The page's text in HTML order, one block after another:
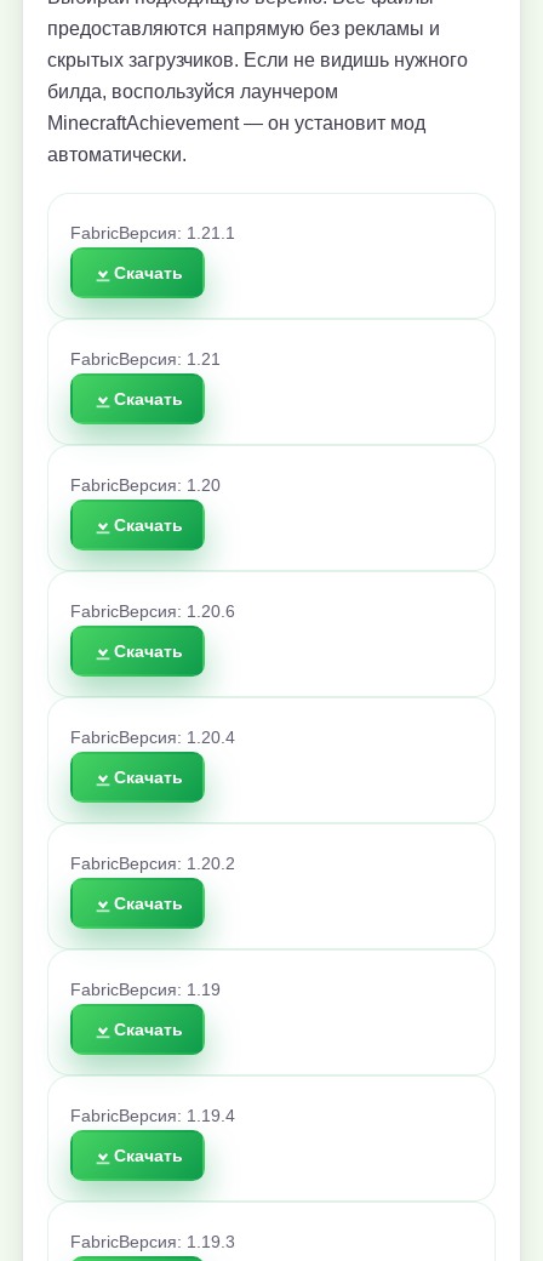
предоставляются напрямую без рекламы и
скрытых загрузчиков. Если не видишь нужного
билда, воспользуйся лаунчером
MinecraftAchievement — он установит мод
автоматически.
FabricВерсия: 1.21.1
Скачать
FabricВерсия: 1.21
Скачать
FabricВерсия: 1.20
Скачать
FabricВерсия: 1.20.6
Скачать
FabricВерсия: 1.20.4
Скачать
FabricВерсия: 1.20.2
Скачать
FabricВерсия: 1.19
Скачать
FabricВерсия: 1.19.4
Скачать
FabricВерсия: 1.19.3